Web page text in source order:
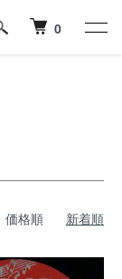
0
価格順 新着順